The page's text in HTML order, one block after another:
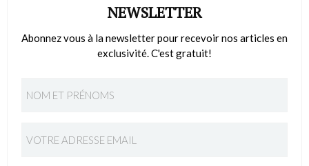
NEWSLETTER
Abonnez vous à la newsletter pour recevoir nos articles en
exclusivité. C'est gratuit!